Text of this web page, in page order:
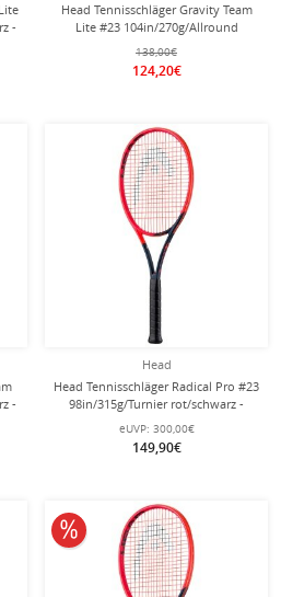
-
Head Tennisschläger Gravity Team
Lite #23 104in/270g/Allround
schwarz - besaitet -
138,00€
124,20€
-
Head
Head Tennisschläger Radical Pro #23
98in/315g/Turnier rot/schwarz -
unbesaitet -
eUVP: 300,00€
149,90€
10% reduziert